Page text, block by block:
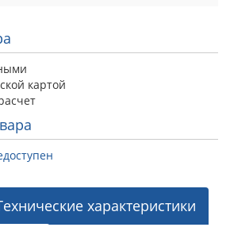
картой
характеристики